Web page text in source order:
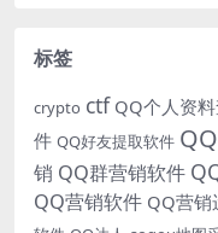
标签
crypto ctf QQ个人资
件 QQ好友提取软件
销 QQ群营销软件
QQ营销软件 QQ营销